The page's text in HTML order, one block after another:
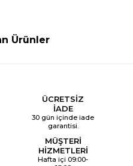
Ürünler
ÜCRETSİZ
İADE
30 gün içinde iade
garantisi.
MÜŞTERİ
HİZMETLERİ
Hafta içi 09:00-